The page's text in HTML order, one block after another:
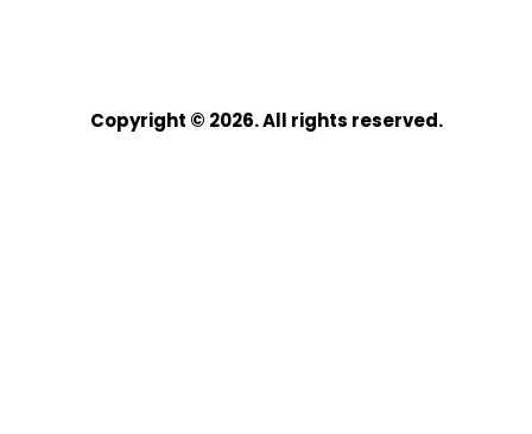
Copyright © 2026. All rights reserved.